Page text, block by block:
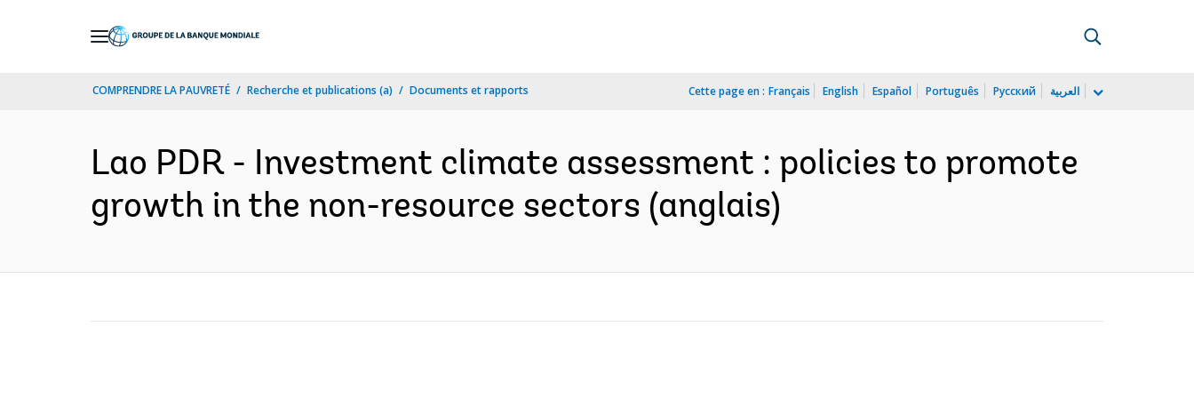
COMPRENDRE LA PAUVRETÉ Recherche et publications (a) Documents et rapports Cette page en : Français English Español Português Русский العربية
Lao PDR - Investment climate assessment : policies to promote
growth in the non-resource sectors (anglais)